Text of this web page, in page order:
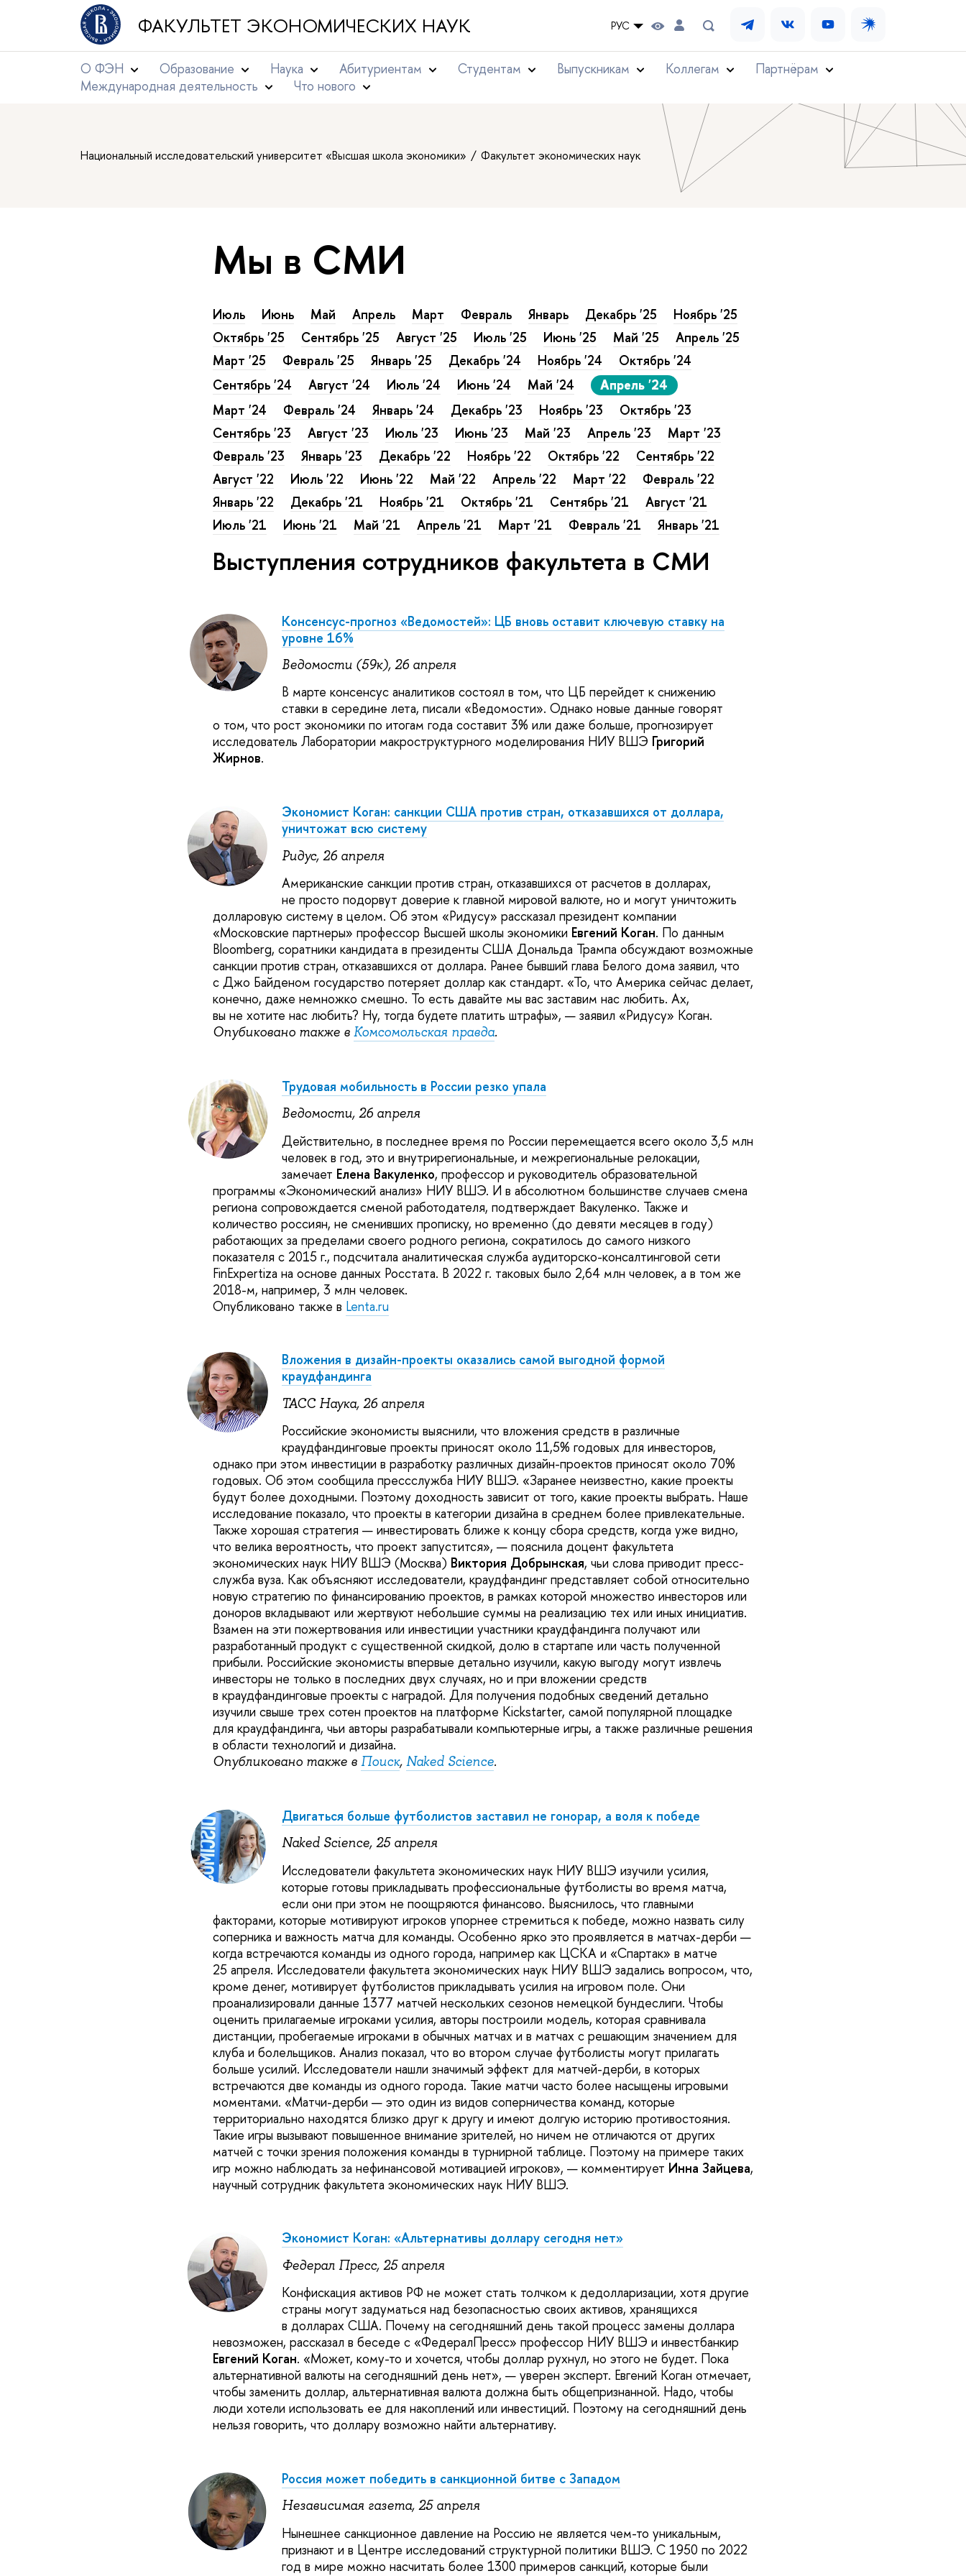
ФАКУЛЬТЕТ ЭКОНОМИЧЕСКИХ НАУК РУС
О ФЭН Образование Наука Абитуриентам Студентам Выпускникам Коллегам
Партнёрам
Международная деятельность
Что нового
Национальный исследовательский университет «Высшая школа экономики» Факультет экономических наук
Мы в СМИ
Июль Июнь Май Апрель Март Февраль Январь Декабрь '25
Ноябрь '25
Октябрь '25
Сентябрь '25 Август '25 Июль '25 Июнь '25 Май '25
Апрель '25
Март '25
Февраль '25 Январь '25 Декабрь '24 Ноябрь '24
Октябрь '24
Сентябрь '24
Август '24 Июль '24 Июнь '24 Май '24
Апрель '24
Март '24
Февраль '24 Январь '24 Декабрь '23 Ноябрь '23
Октябрь '23
Сентябрь '23
Август '23 Июль '23 Июнь '23 Май '23 Апрель '23
Март '23
Февраль '23
Январь '23 Декабрь '22 Ноябрь '22 Октябрь '22
Сентябрь '22
Август '22
Июль '22 Июнь '22 Май '22 Апрель '22 Март '22
Февраль '22
Январь '22
Декабрь '21 Ноябрь '21 Октябрь '21 Сентябрь '21
Август '21
Июль '21
Июнь '21 Май '21 Апрель '21 Март '21 Февраль '21 Январь '21
Выступления сотрудников факультета в СМИ
Консенсус-прогноз «Ведомостей»: ЦБ вновь оставит ключевую ставку на
уровне 16%
Ведомости (59к), 26 апреля
В марте консенсус аналитиков состоял в том, что ЦБ перейдет к снижению
ставки в середине лета, писали «Ведомости». Однако новые данные говорят
о том, что рост экономики по итогам года составит 3% или даже больше, прогнозирует
исследователь Лаборатории макроструктурного моделирования НИУ ВШЭ Григорий
Жирнов.
Экономист Коган: санкции США против стран, отказавшихся от доллара,
уничтожат всю систему
Ридус, 26 апреля
Американские санкции против стран, отказавшихся от расчетов в долларах,
не просто подорвут доверие к главной мировой валюте, но и могут уничтожить
долларовую систему в целом. Об этом «Ридусу» рассказал президент компании
«Московские партнеры» профессор Высшей школы экономики Евгений Коган. По данным
Bloomberg, соратники кандидата в президенты США Дональда Трампа обсуждают возможные
санкции против стран, отказавшихся от доллара. Ранее бывший глава Белого дома заявил, что
с Джо Байденом государство потеряет доллар как стандарт. «То, что Америка сейчас делает,
конечно, даже немножко смешно. То есть давайте мы вас заставим нас любить. Ах,
вы не хотите нас любить? Ну, тогда будете платить штрафы», — заявил «Ридусу» Коган.
Опубиковано также в Комсомольская правда.
Трудовая мобильность в России резко упала
Ведомости, 26 апреля
Действительно, в последнее время по России перемещается всего около 3,5 млн
человек в год, это и внутрирегиональные, и межрегиональные релокации,
замечает Елена Вакуленко, профессор и руководитель образовательной
программы «Экономический анализ» НИУ ВШЭ. И в абсолютном большинстве случаев смена
региона сопровождается сменой работодателя, подтверждает Вакуленко. Также и
количество россиян, не сменивших прописку, но временно (до девяти месяцев в году)
работающих за пределами своего родного региона, сократилось до самого низкого
показателя с 2015 г., подсчитала аналитическая служба аудиторско-консалтинговой сети
FinExpertiza на основе данных Росстата. В 2022 г. таковых было 2,64 млн человек, а в том же
2018-м, например, 3 млн человек.
Опубликовано также в Lenta.ru
Вложения в дизайн-проекты оказались самой выгодной формой
краудфандинга
ТАСС Наука, 26 апреля
Российские экономисты выяснили, что вложения средств в различные
краудфандинговые проекты приносят около 11,5% годовых для инвесторов,
однако при этом инвестиции в разработку различных дизайн-проектов приносят около 70%
годовых. Об этом сообщила прессслужба НИУ ВШЭ. «Заранее неизвестно, какие проекты
будут более доходными. Поэтому доходность зависит от того, какие проекты выбрать. Наше
исследование показало, что проекты в категории дизайна в среднем более привлекательные.
Также хорошая стратегия — инвестировать ближе к концу сбора средств, когда уже видно,
что велика вероятность, что проект запустится», — пояснила доцент факультета
экономических наук НИУ ВШЭ (Москва) Виктория Добрынская, чьи слова приводит пресс-
служба вуза. Как объясняют исследователи, краудфандинг представляет собой относительно
новую стратегию по финансированию проектов, в рамках которой множество инвесторов или
доноров вкладывают или жертвуют небольшие суммы на реализацию тех или иных инициатив.
Взамен на эти пожертвования или инвестиции участники краудфандинга получают или
разработанный продукт с существенной скидкой, долю в стартапе или часть полученной
прибыли. Российские экономисты впервые детально изучили, какую выгоду могут извлечь
инвесторы не только в последних двух случаях, но и при вложении средств
в краудфандинговые проекты с наградой. Для получения подобных сведений детально
изучили свыше трех сотен проектов на платформе Kickstarter, самой популярной площадке
для краудфандинга, чьи авторы разрабатывали компьютерные игры, а также различные решения
в области технологий и дизайна.
Опубликовано также в Поиск, Naked Science.
Двигаться больше футболистов заставил не гонорар, а воля к победе
Naked Science, 25 апреля
Исследователи факультета экономических наук НИУ ВШЭ изучили усилия,
которые готовы прикладывать профессиональные футболисты во время матча,
если они при этом не поощряются финансово. Выяснилось, что главными
факторами, которые мотивируют игроков упорнее стремиться к победе, можно назвать силу
соперника и важность матча для команды. Особенно ярко это проявляется в матчах-дерби —
когда встречаются команды из одного города, например как ЦСКА и «Спартак» в матче
25 апреля. Исследователи факультета экономических наук НИУ ВШЭ задались вопросом, что,
кроме денег, мотивирует футболистов прикладывать усилия на игровом поле. Они
проанализировали данные 1377 матчей нескольких сезонов немецкой бундеслиги. Чтобы
оценить прилагаемые игроками усилия, авторы построили модель, которая сравнивала
дистанции, пробегаемые игроками в обычных матчах и в матчах с решающим значением для
клуба и болельщиков. Анализ показал, что во втором случае футболисты могут прилагать
больше усилий. Исследователи нашли значимый эффект для матчей-дерби, в которых
встречаются две команды из одного города. Такие матчи часто более насыщены игровыми
моментами. «Матчи-дерби — это один из видов соперничества команд, которые
территориально находятся близко друг к другу и имеют долгую историю противостояния.
Такие игры вызывают повышенное внимание зрителей, но ничем не отличаются от других
матчей с точки зрения положения команды в турнирной таблице. Поэтому на примере таких
игр можно наблюдать за нефинансовой мотивацией игроков», — комментирует Инна Зайцева,
научный сотрудник факультета экономических наук НИУ ВШЭ.
Экономист Коган: «Альтернативы доллару сегодня нет»
Федерал Пресс, 25 апреля
Конфискация активов РФ не может стать толчком к дедолларизации, хотя другие
страны могут задуматься над безопасностью своих активов, хранящихся
в долларах США. Почему на сегодняшний день такой процесс замены доллара
невозможен, рассказал в беседе с «ФедералПресс» профессор НИУ ВШЭ и инвестбанкир
Евгений Коган. «Может, кому-то и хочется, чтобы доллар рухнул, но этого не будет. Пока
альтернативной валюты на сегодняшний день нет», — уверен эксперт. Евгений Коган отмечает,
чтобы заменить доллар, альтернативная валюта должна быть общепризнанной. Надо, чтобы
люди хотели использовать ее для накоплений или инвестиций. Поэтому на сегодняшний день
нельзя говорить, что доллару возможно найти альтернативу.
Россия может победить в санкционной битве с Западом
Независимая газета, 25 апреля
Нынешнее санкционное давление на Россию не является чем-то уникальным,
признают и в Центре исследований структурной политики ВШЭ. С 1950 по 2022
год в мире можно насчитать более 1300 примеров санкций, которые были